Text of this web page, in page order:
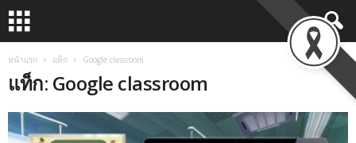
หน้าแรก แท็ก Google classroom
แท็ก: Google classroom